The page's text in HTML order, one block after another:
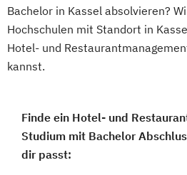
Bachelor in Kassel absolvieren?
Hochschulen mit Standort in
Hotel- und
kannst.
Finde ein Hotel- und
Studium mit Bachelor
dir passt: